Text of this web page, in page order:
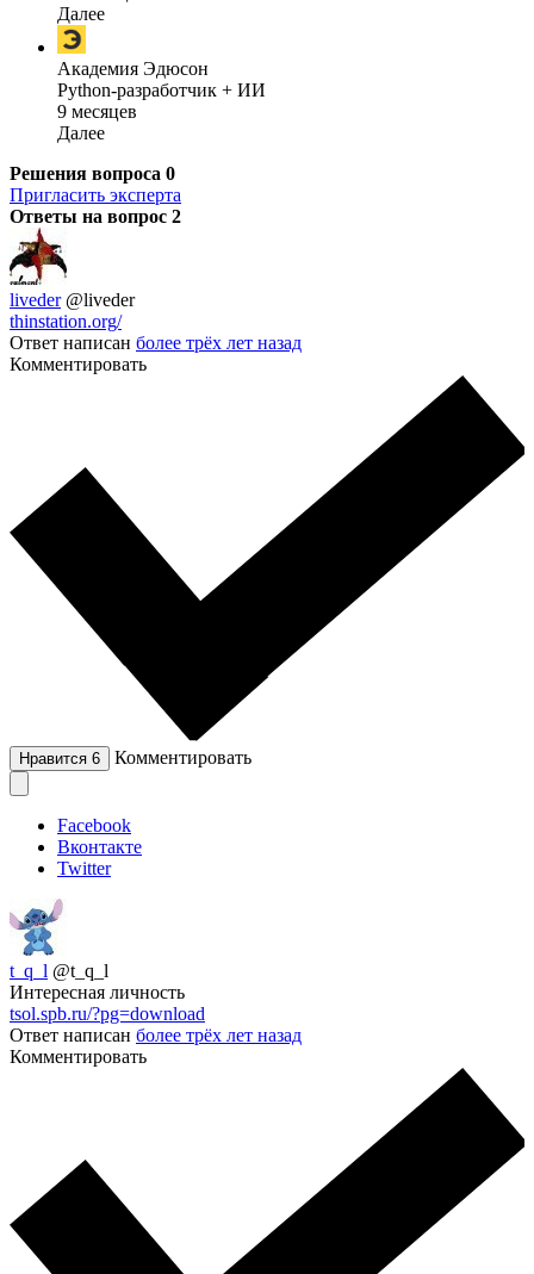
Далее
Академия Эдюсон
Python-разработчик + ИИ
9 месяцев
Далее
Решения вопроса 0
Пригласить эксперта
Ответы на вопрос 2
liveder @liveder
thinstation.org/
Ответ написан более трёх лет назад
Комментировать
Нравится 6 Комментировать
Facebook
Вконтакте
Twitter
t_q_l @t_q_l
Интересная личность
tsol.spb.ru/?pg=download
Ответ написан более трёх лет назад
Комментировать